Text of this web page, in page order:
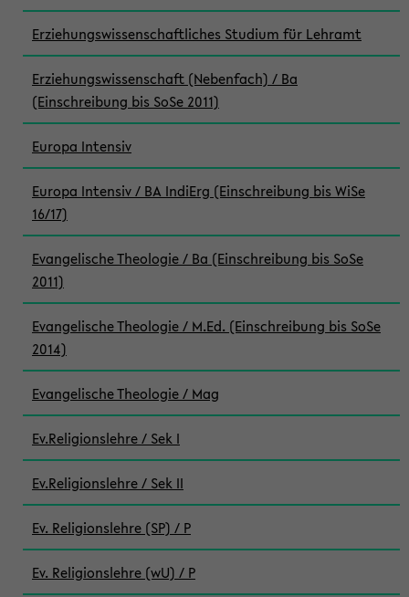
Erziehungswissenschaftliches Studium für Lehramt
Erziehungswissenschaft (Nebenfach) / Ba
(Einschreibung bis SoSe 2011)
Europa Intensiv
Europa Intensiv / BA IndiErg (Einschreibung bis WiSe
16/17)
Evangelische Theologie / Ba (Einschreibung bis SoSe
2011)
Evangelische Theologie / M.Ed. (Einschreibung bis SoSe
2014)
Evangelische Theologie / Mag
Ev.Religionslehre / Sek I
Ev.Religionslehre / Sek II
Ev. Religionslehre (SP) / P
Ev. Religionslehre (wU) / P